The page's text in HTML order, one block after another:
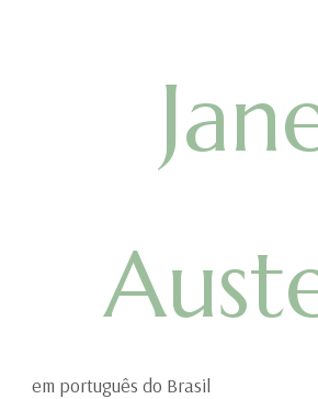
em português do Brasil